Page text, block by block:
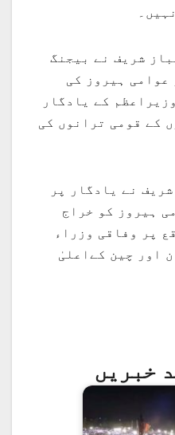
شریف نے بیجنگ
عوامی ہیروز کی
کے یادگار
کے قومی ترانوں کی
نے یادگار پر
ہیروز کو خراج
پر وفاقی وزراء
اور چین کےاعلیٰ
خبریں